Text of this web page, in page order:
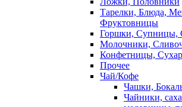
Тарелки, Блюда,
Фруктовницы
Горшки, Супницы,
Молочники,
Конфетницы,
Прочее
Чай/Кофе
Чашки,
Чайники,